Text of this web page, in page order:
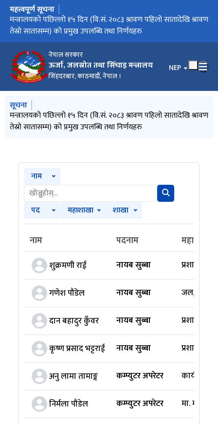
नेपाल सरकार
ऊर्जा, जलस्रोत तथा सिँचाइ मन्त्रालय
सिंहदरबार, काठमाडौं, नेपाल ।
भाषा चयन गर्नुहोस्
NEP
मुख्य नेभिगेसनमा जानुहोस्
महत्त्वपूर्ण सूचना
मिति २०८३/०३/३२ को निर्णयानुसार मन्त्रालय अन्तर्गतका निकायहरुको
स्वीकृत संगठन संरचना
मन्त्रालयको पछिल्लो १५ दिन (वि.सं. २०८३ श्रावण पहिलो सातादेखि श्रावण
तेस्रो सातासम्म) को प्रमुख उपलब्धि तथा निर्णयहरु
विद्युत सेवा सम्बन्धी गुनासो सम्बोधन गर्ने व्यवस्था मिलाइएको सम्बन्धमा
गुनासो सम्बोधन गर्ने व्यवस्था मिलाइएको सम्बन्धमा
वार्षिक विकास कार्यक्रम (आ.व. २०८३/८४)
मुख्य नेभिगेसनमा जानुहोस्
सूचना
मिति २०८३/०३/३२ को निर्णयानुसार मन्त्रालय अन्तर्गतका निकायहरुको
स्वीकृत संगठन संरचना
मन्त्रालयको पछिल्लो १५ दिन (वि.सं. २०८३ श्रावण पहिलो सातादेखि श्रावण
तेस्रो सातासम्म) को प्रमुख उपलब्धि तथा निर्णयहरु
विद्युत सेवा सम्बन्धी गुनासो सम्बोधन गर्ने व्यवस्था मिलाइएको सम्बन्धमा
गुनासो सम्बोधन गर्ने व्यवस्था मिलाइएको सम्बन्धमा
वार्षिक विकास कार्यक्रम (आ.व. २०८३/८४)
नाम
पद महाशाखा शाखा
नाम पदनाम महाशाखा
शुक्रमणी राई नायब सुब्बा प्रशासन
गणेश पौडेल नायब सुब्बा जल, मौसम
दान बहादुर कुँवर नायब सुब्बा प्रशासन
कृष्ण प्रसाद भट्टराई नायब सुब्बा प्रशासन
अनु लामा तामाङ्ग कम्प्युटर अपरेटर कार्यक्रम,
निर्मला पौडेल कम्प्युटर अपरेटर मा.